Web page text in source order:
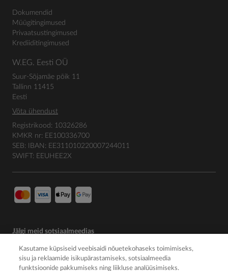
Dokumendid
Müügitingimused
Privaatsustingimused
Krediiditingimused
W.EG. Eesti OÜ
Suur-Sõjamäe põik 11
Tallinn 11415
Eesti
Võta ühendust
Registrikood: 10326286
KMKR nr: EE100336700
SEB: IBAN: EE311010220007244011
SWIFT: EEUHEE2X
Jälgi meid sotsiaalmeedias
Kasutame küpsiseid veebisaidi nõuetekohaseks toimimiseks,
sisu ja reklaamide isikupärastamiseks, sotsiaalmeedia
funktsioonide pakkumiseks ning liikluse analüüsimiseks.